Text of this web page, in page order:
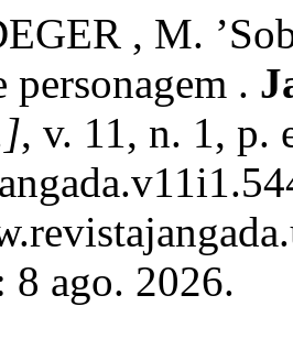
, M.
personagem .
, v. 11, n. 1, p.
8 ago. 2026.